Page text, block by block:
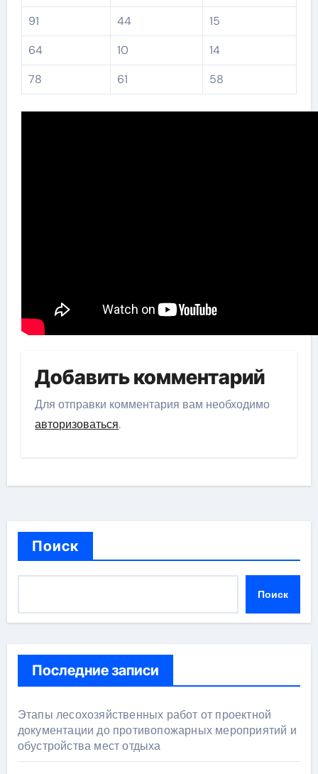
91
44
15
64
10
14
78
61 58
Добавить комментарий
Для отправки комментария вам необходимо
авторизоваться.
Поиск
Поиск
Последние записи
Этапы лесохозяйственных работ от проектной
документации до противопожарных мероприятий и
обустройства мест отдыха